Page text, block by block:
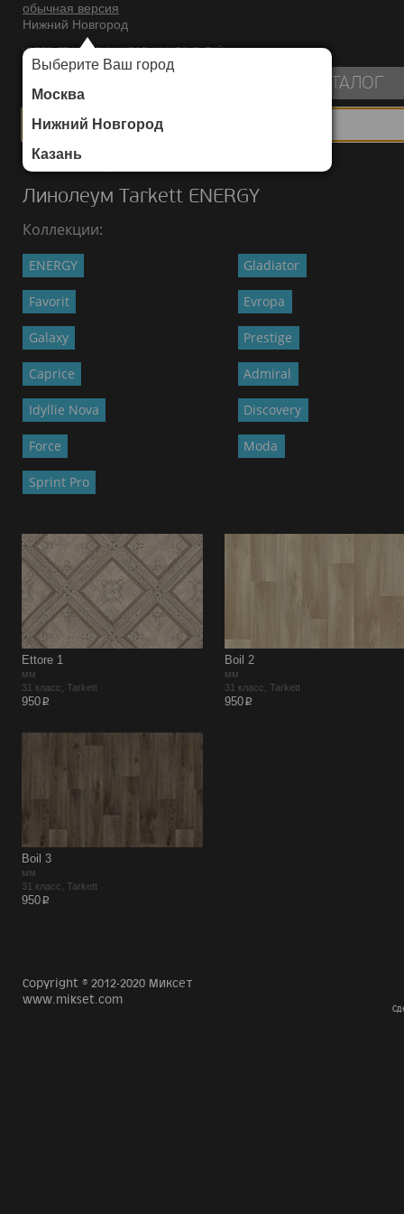
обычная версия
Нижний Новгород
Выберите Ваш город
Москва
Нижний Новгород
Казань
ИНТЕРНЕТ-МАГАЗИН НАПОЛЬНЫХ ПОКРЫТИЙ
КАТАЛОГ
Каталог
Линолеум Tarkett ENERGY
Коллекции:
ENERGY Gladiator
Favorit Evropa
Galaxy Prestige
Caprice Admiral
Idyllie Nova Discovery
Force Moda
Sprint Pro
Ettore 1
мм
31 класс, Tarkett
950p
Boil 2
мм
31 класс, Tarkett
950p
Boil 3
мм
31 класс, Tarkett
950p
Copyright © 2012-2020 Миксет
www.mikset.com